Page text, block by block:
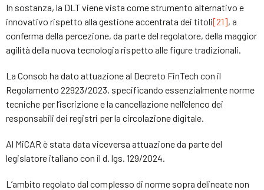
In sostanza, la DLT viene vista come strumento alternativo e
innovativo rispetto alla gestione accentrata dei titoli[21], a
conferma della percezione, da parte del regolatore, della maggior
agilità della nuova tecnologia rispetto alle figure tradizionali.
La Consob ha dato attuazione al Decreto FinTech con il
Regolamento 22923/2023, specificando essenzialmente norme
tecniche per l’iscrizione e la cancellazione nell’elenco dei
responsabili dei registri per la circolazione digitale.
Al MiCAR è stata data viceversa attuazione da parte del
legislatore italiano con il d. lgs. 129/2024.
L’ambito regolato dal complesso di norme sopra delineate non